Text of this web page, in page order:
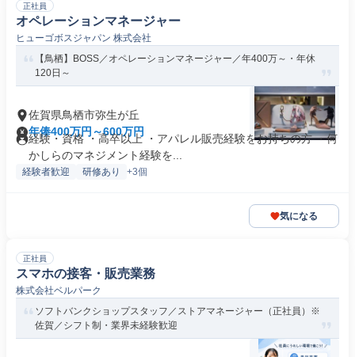
正社員
オペレーションマネージャー
ヒューゴボスジャパン 株式会社
【鳥栖】BOSS／オペレーションマネージャー／年400万～・年休
120日～
佐賀県鳥栖市弥生が丘
年俸400万円～600万円
経験・資格 ・高卒以上 ・アパレル販売経験をお持ちの方 ・何
かしらのマネジメント経験を...
経験者歓迎 研修あり +3個
気になる
正社員
スマホの接客・販売業務
株式会社ベルパーク
ソフトバンクショップスタッフ／ストアマネージャー（正社員）※
佐賀／シフト制・業界未経験歓迎